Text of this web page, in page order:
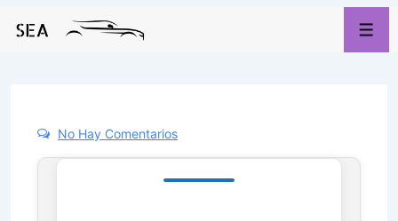
No Hay Comentarios